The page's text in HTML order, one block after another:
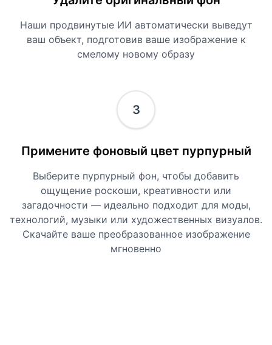
Наши продвинутые ИИ автоматически выведут
ваш объект, подготовив ваше изображение к
смелому новому образу
3
Примените фоновый цвет пурпурный
Выберите пурпурный фон, чтобы добавить
ощущение роскоши, креативности или
загадочности — идеально подходит для моды,
технологий, музыки или художественных визуалов.
Скачайте ваше преобразованное изображение
мгновенно